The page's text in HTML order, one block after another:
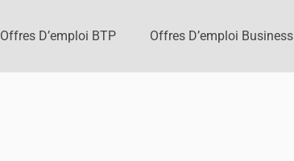
Offres D’emploi BTP Offres D’emploi Business